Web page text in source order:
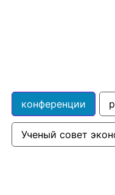
конференции
Ученый совет